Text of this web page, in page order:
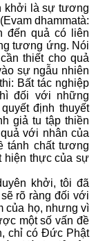
khởi là sự tương
dhammatà:
đến quả có liên
tương ứng. Nói
thiết cho quả
sự ngẫu nhiên
Bất tác nghiệp
đối với những
định thuyết
giả tu tập thiền
với nhân của
tánh chất tương
hiện thực của sự
khởi, tôi đã
rõ ràng đối với
của họ, nhưng vì
một số vấn đề
chỉ có Ðức Phật